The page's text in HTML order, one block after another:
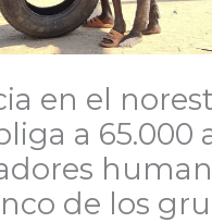
en el
a 65.000
de los